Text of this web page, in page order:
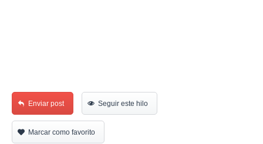
Enviar post Seguir este hilo
Marcar como favorito